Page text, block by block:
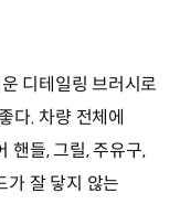
디테일링 브러시로
다. 차량 전체에
핸들, 그릴, 주유구,
가 잘 닿지 않는